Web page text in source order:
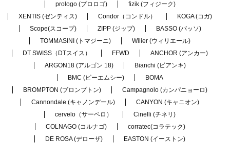
prologo (プロロゴ)
fizik (フィジーク)
XENTIS (ゼンティス)
Condor（コンドル）
KOGA (コガ)
Scope(スコープ)
ZIPP (ジップ)
BASSO (バッソ)
TOMMASINI (トマジーニ)
Wilier (ウィリエール)
DT SWISS（DTスイス）
FFWD
ANCHOR (アンカー)
ARGON18 (アルゴン 18)
Bianchi (ビアンキ)
BMC (ビーエムシー)
BOMA
BROMPTON (ブロンプトン)
Campagnolo (カンパニョーロ)
Cannondale (キャノンデール)
CANYON (キャニオン)
cervelo（サーベロ）
Cinelli (チネリ)
COLNAGO (コルナゴ)
corratec(コラテック)
DE ROSA (デローザ)
EASTON (イーストン)